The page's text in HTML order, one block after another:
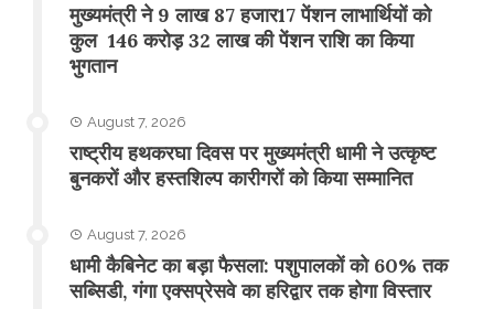
मुख्यमंत्री ने 9 लाख 87 हजार17 पेंशन लाभार्थियों को
कुल 146 करोड़ 32 लाख की पेंशन राशि का किया
भुगतान
August 7, 2026
राष्ट्रीय हथकरघा दिवस पर मुख्यमंत्री धामी ने उत्कृष्ट
बुनकरों और हस्तशिल्प कारीगरों को किया सम्मानित
August 7, 2026
​धामी कैबिनेट का बड़ा फैसला: पशुपालकों को 60% तक
सब्सिडी, गंगा एक्सप्रेसवे का हरिद्वार तक होगा विस्तार